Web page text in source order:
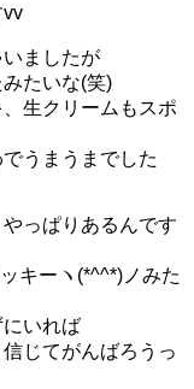
vv
ましたが
たいな(笑)
生クリームもスポ
うまうまでした
っぱりあるんです
ーヽ(*^^*)ノみた
にいれば
じてがんばろうっ